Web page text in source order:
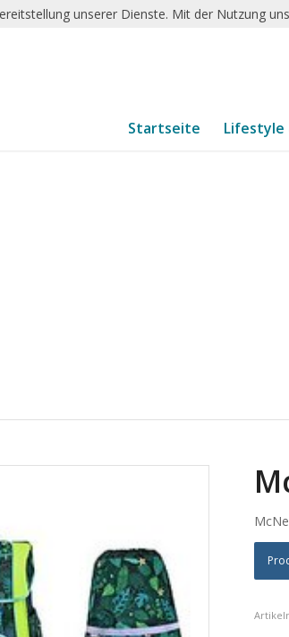
Startseite Lifestyle
unserer Dienste. Mit der Nutzung